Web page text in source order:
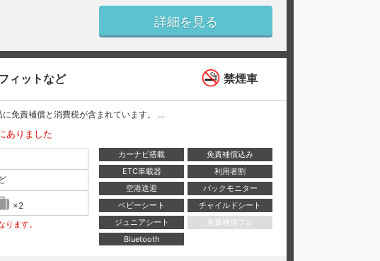
詳細を見る
ィットなど 禁煙車
免責補償と消費税が含まれています。 ...
ありました
×2
ます。
カーナビ搭載
免責補償込み
ETC車載器
利用者割
空港送迎
バックモニター
ベビーシート
チャイルドシート
ジュニアシート
免責補償フル
Bluetooth